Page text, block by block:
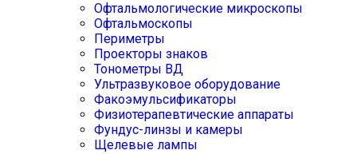
Офтальмологические микроскопы
Офтальмоскопы
Периметры
Проекторы знаков
Тонометры ВД
Ультразвуковое оборудование
Факоэмульсификаторы
Физиотерапевтические аппараты
Фундус-линзы и камеры
Щелевые лампы